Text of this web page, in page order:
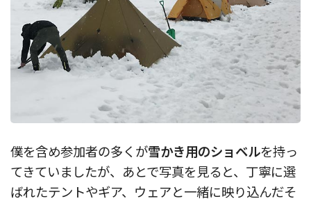
僕を含め参加者の多くが雪かき用のショベルを持っ
てきていましたが、あとで写真を見ると、丁寧に選
ばれたテントやギア、ウェアと一緒に映り込んだそ